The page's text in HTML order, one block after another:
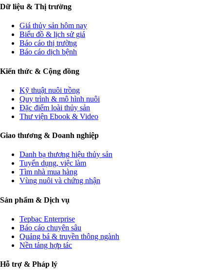
Dữ liệu & Thị trường
Giá thủy sản hôm nay
Biểu đồ & lịch sử giá
Báo cáo thị trường
Báo cáo dịch bệnh
Kiến thức & Cộng đồng
Kỹ thuật nuôi trồng
Quy trình & mô hình nuôi
Đặc điểm loài thủy sản
Thư viện Ebook & Video
Giao thương & Doanh nghiệp
Danh bạ thương hiệu thủy sản
Tuyển dụng, việc làm
Tìm nhà mua hàng
Vùng nuôi và chứng nhận
Sản phẩm & Dịch vụ
Tepbac Enterprise
Báo cáo chuyên sâu
Quảng bá & truyền thông ngành
Nền tảng hợp tác
Hỗ trợ & Pháp lý